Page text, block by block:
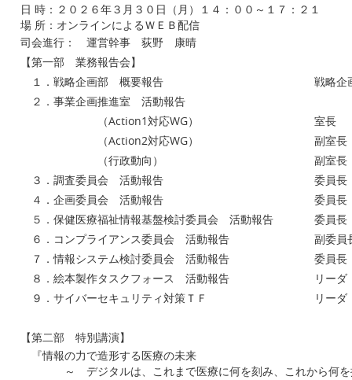
日 時：２０２６年３月３０日（月）１４：００～１７：２１
場 所：オンラインによるＷＥＢ配信
司会進行： 運営幹事 荻野 康晴
【第一部 業務報告会】
１．戦略企画部 概要報告
戦略企
２．事業企画推進室 活動報告
（Action1対応WG）
室長
（Action2対応WG）
副室長
（行政動向）
副室長
３．調査委員会 活動報告
委員長
４．企画委員会 活動報告
委員長
５．保健医療福祉情報基盤検討委員会 活動報告
委員長
６．コンプライアンス委員会 活動報告
副委員
７．情報システム検討委員会 活動報告
委員長
８．絵本製作タスクフォース 活動報告
リーダ
９．サイバーセキュリティ対策ＴＦ
リーダ
【第二部 特別講演】
『情報の力で造形する医療の未来
～ デジタルは、これまで医療に何を刻み、これから何